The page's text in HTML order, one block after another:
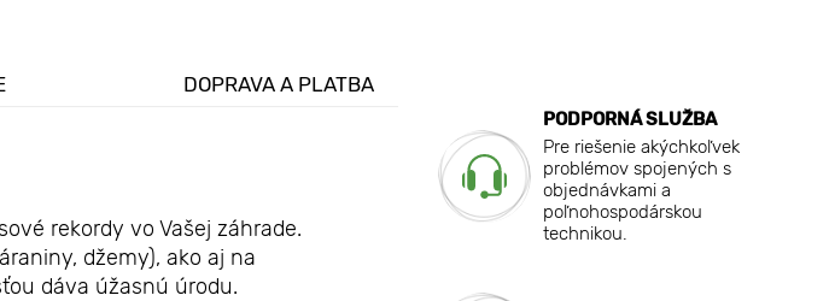
DOPRAVA A PLATBA
rekordy vo Vašej záhrade.
džemy), ako aj na
dáva úžasnú úrodu.
PODPORNÁ SLUŽBA
Pre riešenie akýchkoľvek
problémov spojených s
objednávkami a
poľnohospodárskou
technikou.